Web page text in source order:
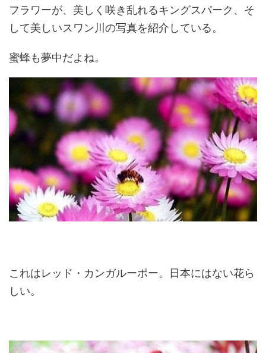
フラワーが、美しく咲き乱れるキングスパーク、そ
して美しいスワン川の写真を紹介している。
蜜蜂も夢中だよね。
これはレッド・カンガルーポー。日本にはない花ら
しい。